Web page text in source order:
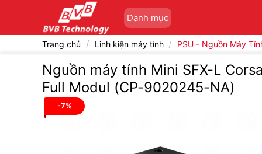
Danh mục
Trang chủ / Linh kiện máy tính / PSU - Nguồn Máy
Nguồn máy tính Mini SFX-L
Full Modul (CP-9020245-NA)
-7%